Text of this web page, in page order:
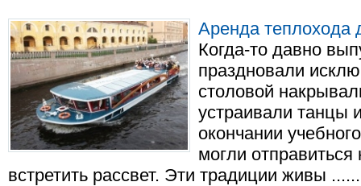
Аренда теплохода
Когда-то давно
праздновали
столовой
устраивали танцы
окончании
могли
встретить рассвет. Эти традиции живы ......